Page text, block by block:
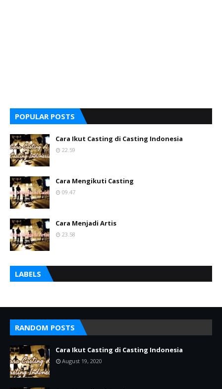
POPULAR POSTS
Cara Ikut Casting di Casting Indonesia
22.59
Cara Mengikuti Casting
09.47
Cara Menjadi Artis
23.58
LABELS
RANDOM POSTS
Cara Ikut Casting di Casting Indonesia
August 19, 2020